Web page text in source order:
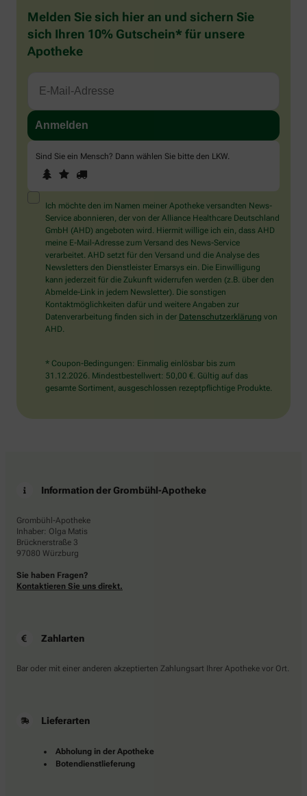
Melden Sie sich hier an und sichern Sie
sich Ihren 10% Gutschein* für unsere
Apotheke
Sind Sie ein Mensch? Dann wählen Sie bitte den LKW
Sind
Sie
ein
Mensch?
Dann
wählen
Sie
bitte
den
LKW.
1 2
Ich möchte den im Namen meiner Apotheke versandten News-
Service abonnieren, der von der Alliance Healthcare Deutschland
GmbH (AHD) angeboten wird. Hiermit willige ich ein, dass AHD
meine E-Mail-Adresse zum Versand des News-Service
verarbeitet. AHD setzt für den Versand und die Analyse des
Newsletters den Dienstleister Emarsys ein. Die Einwilligung
kann jederzeit für die Zukunft widerrufen werden (z.B. über den
Abmelde-Link in jedem Newsletter). Die sonstigen
Kontaktmöglichkeiten dafür und weitere Angaben zur
Datenverarbeitung finden sich in der Datenschutzerklärung von
AHD.
* Coupon-Bedingungen: Einmalig einlösbar bis zum
31.12.2026. Mindestbestellwert: 50,00 €. Gültig auf das
gesamte Sortiment, ausgeschlossen rezeptpflichtige Produkte.
Information der Grombühl-Apotheke
Grombühl-Apotheke
Inhaber: Olga Matis
Brücknerstraße 3
97080 Würzburg
Sie haben Fragen?
Kontaktieren Sie uns direkt.
Zahlarten
Bar oder mit einer anderen akzeptierten Zahlungsart Ihrer Apotheke vor Ort.
Lieferarten
Abholung in der Apotheke
Botendienstlieferung